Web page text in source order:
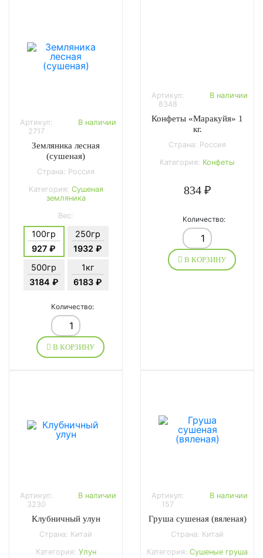
Артикул:
2717
В наличии
Земляника лесная
(сушеная)
Страна: Россия
Категория: Сушеная
земляника
Вес:
100гр
927 ₽
250гр
1932 ₽
500гр
3184 ₽
1кг
6183 ₽
Количество:
В КОРЗИНУ
Артикул:
8348
В наличии
Конфеты «Маракуйя» 1
кг.
Страна: Россия
Категория: Конфеты
834 ₽
Количество:
В КОРЗИНУ
Артикул:
3230
В наличии
Клубничный улун
Страна: Китай
Категория: Улун
Артикул:
157
В наличии
Груша сушеная (вяленая)
Страна: Китай
Категория: Сушеные груша